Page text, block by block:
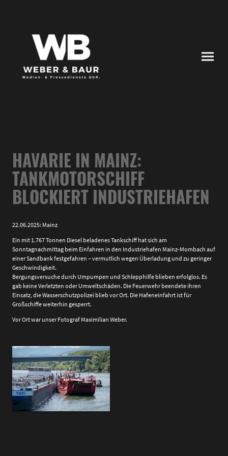
HAVARIE IN MAINZ:
TANKMOTORSCHIFF
BLOCKIERT INDUSTRIEHAFEN
22.06.2025: Mainz
Ein mit 1.767 Tonnen Diesel beladenes Tankschiff hat sich am
Sonntagnachmittag beim Einfahren in den Industriehafen Mainz-Mombach auf
einer Sandbank festgefahren – vermutlich wegen Überladung und zu geringer
Geschwindigkeit.
Bergungsversuche durch Umpumpen und Schlepphilfe blieben erfolglos. Es
gab keine Verletzten oder Umweltschäden. Die Feuerwehr beendete ihren
Einsatz, die Wasserschutzpolizei blieb vor Ort. Die Hafeneinfahrt ist für
Großschiffe weiterhin gesperrt.
Vor Ort war unser Fotograf Maximilian Weber.